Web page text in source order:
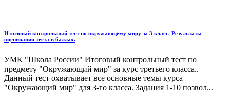
Итоговый контрольный тест по окружающему миру за 3 класс. Результаты
оценивания теста в баллах.
УМК "Школа России" Итоговый контрольный тест по
предмету "Окружающий мир" за курс третьего класса..
Данный тест охватывает все основные темы курса
"Окружающий мир" для 3-го класса. Задания 1-10 позвол...